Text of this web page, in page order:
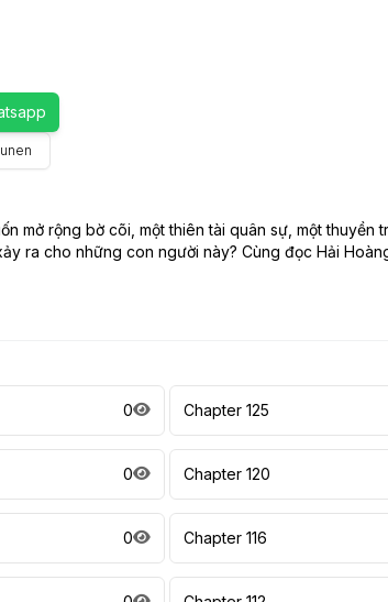
mở rộng bờ cõi, một thiên tài quân sự, một
ra cho những con người này? Cùng đọc Hải
0 Chapter 125
0 Chapter 120
0 Chapter 116